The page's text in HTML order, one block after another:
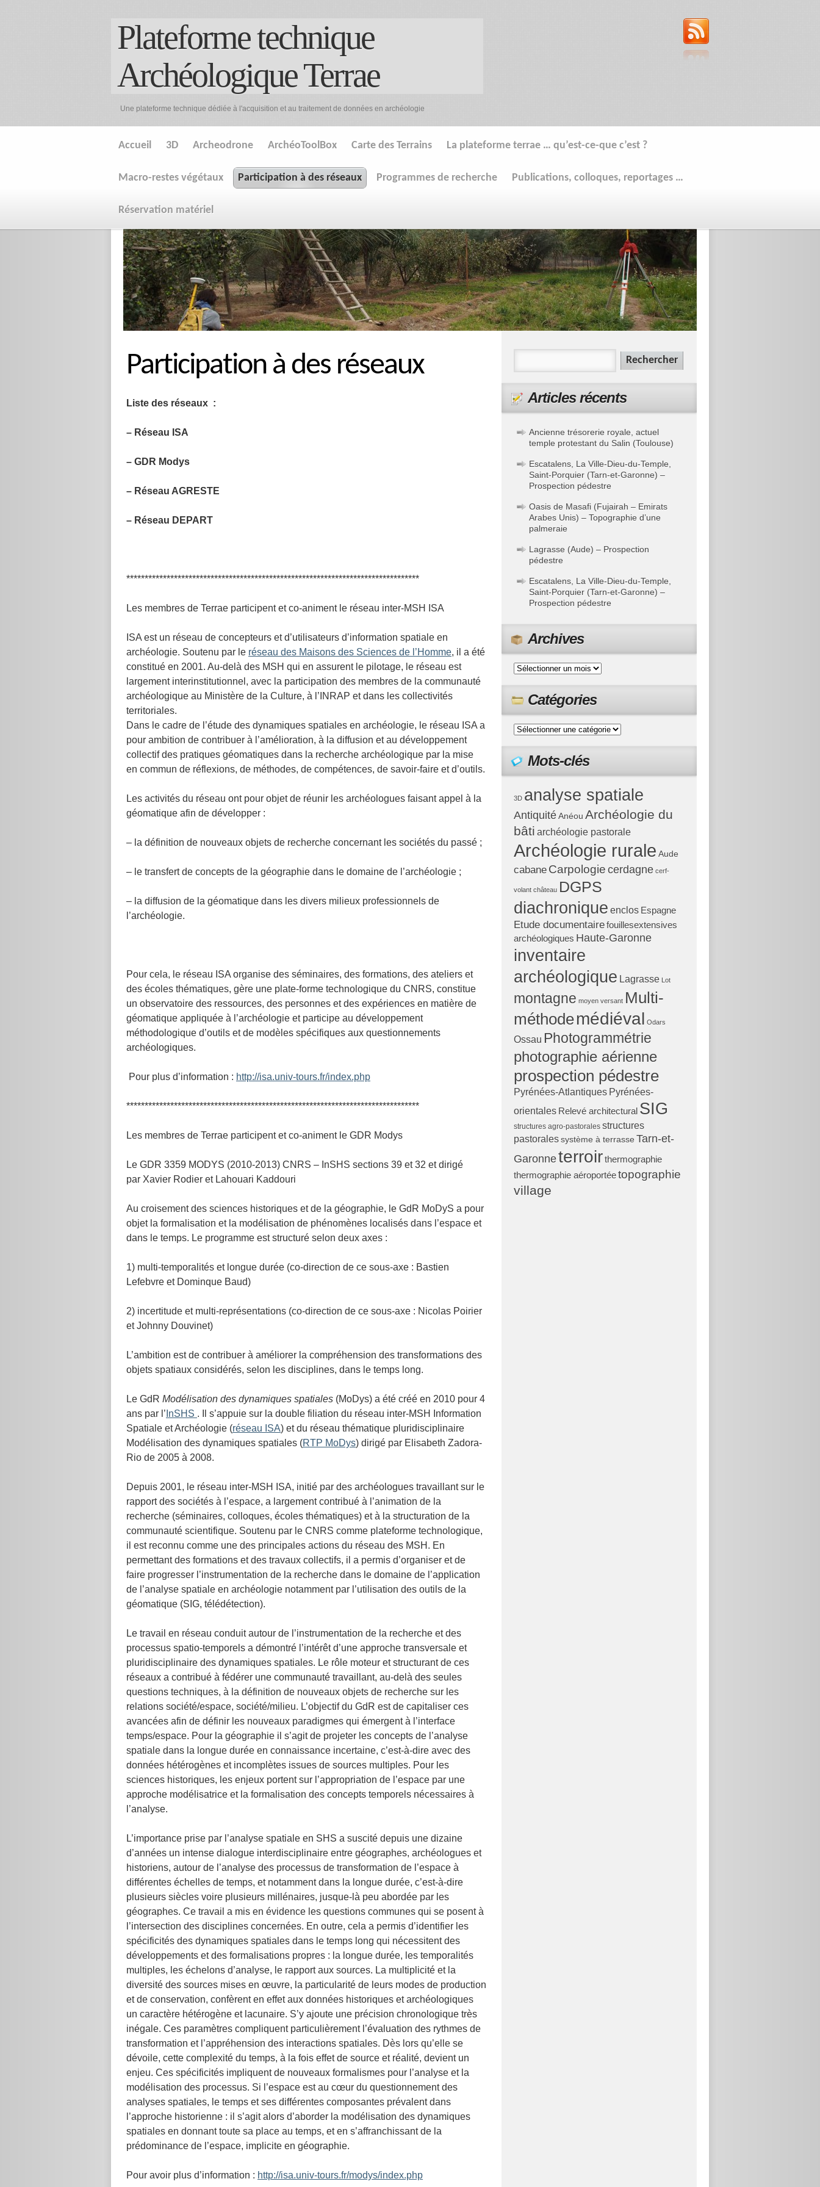
Plateforme technique
Archéologique Terrae
Une plateforme technique dédiée à l'acquisition et au traitement de données en archéologie
Accueil 3D Archeodrone ArchéoToolBox Carte des Terrains La plateforme terrae … qu’est-ce-que c’est ?
Macro-restes végétaux Participation à des réseaux Programmes de recherche Publications, colloques, reportages …
Réservation matériel
Participation à des réseaux
Liste des réseaux :
– Réseau ISA
– GDR Modys
– Réseau AGRESTE
– Réseau DEPART
********************************************************************************
Les membres de Terrae participent et co-animent le réseau inter-MSH ISA
ISA est un réseau de concepteurs et d’utilisateurs d’information spatiale en
archéologie. Soutenu par le réseau des Maisons des Sciences de l’Homme, il a été
constitué en 2001. Au-delà des MSH qui en assurent le pilotage, le réseau est
largement interinstitutionnel, avec la participation des membres de la communauté
archéologique au Ministère de la Culture, à l’INRAP et dans les collectivités
territoriales.
Dans le cadre de l’étude des dynamiques spatiales en archéologie, le réseau ISA a
pour ambition de contribuer à l’amélioration, à la diffusion et au développement
collectif des pratiques géomatiques dans la recherche archéologique par la mise
en commun de réflexions, de méthodes, de compétences, de savoir-faire et d’outils.
Les activités du réseau ont pour objet de réunir les archéologues faisant appel à la
géomatique afin de développer :
– la définition de nouveaux objets de recherche concernant les sociétés du passé ;
– le transfert de concepts de la géographie dans le domaine de l’archéologie ;
– la diffusion de la géomatique dans les divers milieux professionnels de
l’archéologie.
Pour cela, le réseau ISA organise des séminaires, des formations, des ateliers et
des écoles thématiques, gère une plate-forme technologique du CNRS, constitue
un observatoire des ressources, des personnes et des expériences en matière de
géomatique appliquée à l’archéologie et participe au développement
méthodologique d’outils et de modèles spécifiques aux questionnements
archéologiques.
Pour plus d’information : http://isa.univ-tours.fr/index.php
********************************************************************************
Les membres de Terrae participent et co-animent le GDR Modys
Le GDR 3359 MODYS (2010-2013) CNRS – InSHS sections 39 et 32 et dirigé
par Xavier Rodier et Lahouari Kaddouri
Au croisement des sciences historiques et de la géographie, le GdR MoDyS a pour
objet la formalisation et la modélisation de phénomènes localisés dans l’espace et
dans le temps. Le programme est structuré selon deux axes :
1) multi-temporalités et longue durée (co-direction de ce sous-axe : Bastien
Lefebvre et Dominque Baud)
2) incertitude et multi-représentations (co-direction de ce sous-axe : Nicolas Poirier
et Johnny Douvinet)
L’ambition est de contribuer à améliorer la compréhension des transformations des
objets spatiaux considérés, selon les disciplines, dans le temps long.
Le GdR Modélisation des dynamiques spatiales (MoDys) a été créé en 2010 pour 4
ans par l’ InSHS . Il s’appuie sur la double filiation du réseau inter-MSH Information
Spatiale et Archéologie (réseau ISA) et du réseau thématique pluridisciplinaire
Modélisation des dynamiques spatiales (RTP MoDys) dirigé par Elisabeth Zadora-
Rio de 2005 à 2008.
Depuis 2001, le réseau inter-MSH ISA, initié par des archéologues travaillant sur le
rapport des sociétés à l’espace, a largement contribué à l’animation de la
recherche (séminaires, colloques, écoles thématiques) et à la structuration de la
communauté scientifique. Soutenu par le CNRS comme plateforme technologique,
il est reconnu comme une des principales actions du réseau des MSH. En
permettant des formations et des travaux collectifs, il a permis d’organiser et de
faire progresser l’instrumentation de la recherche dans le domaine de l’application
de l’analyse spatiale en archéologie notamment par l’utilisation des outils de la
géomatique (SIG, télédétection).
Le travail en réseau conduit autour de l’instrumentation de la recherche et des
processus spatio-temporels a démontré l’intérêt d’une approche transversale et
pluridisciplinaire des dynamiques spatiales. Le rôle moteur et structurant de ces
réseaux a contribué à fédérer une communauté travaillant, au-delà des seules
questions techniques, à la définition de nouveaux objets de recherche sur les
relations société/espace, société/milieu. L’objectif du GdR est de capitaliser ces
avancées afin de définir les nouveaux paradigmes qui émergent à l’interface
temps/espace. Pour la géographie il s’agit de projeter les concepts de l’analyse
spatiale dans la longue durée en connaissance incertaine, c’est-à-dire avec des
données hétérogènes et incomplètes issues de sources multiples. Pour les
sciences historiques, les enjeux portent sur l’appropriation de l’espace par une
approche modélisatrice et la formalisation des concepts temporels nécessaires à
l’analyse.
L’importance prise par l’analyse spatiale en SHS a suscité depuis une dizaine
d’années un intense dialogue interdisciplinaire entre géographes, archéologues et
historiens, autour de l’analyse des processus de transformation de l’espace à
différentes échelles de temps, et notamment dans la longue durée, c’est-à-dire
plusieurs siècles voire plusieurs millénaires, jusque-là peu abordée par les
géographes. Ce travail a mis en évidence les questions communes qui se posent à
l’intersection des disciplines concernées. En outre, cela a permis d’identifier les
spécificités des dynamiques spatiales dans le temps long qui nécessitent des
développements et des formalisations propres : la longue durée, les temporalités
multiples, les échelons d’analyse, le rapport aux sources. La multiplicité et la
diversité des sources mises en œuvre, la particularité de leurs modes de production
et de conservation, confèrent en effet aux données historiques et archéologiques
un caractère hétérogène et lacunaire. S’y ajoute une précision chronologique très
inégale. Ces paramètres compliquent particulièrement l’évaluation des rythmes de
transformation et l’appréhension des interactions spatiales. Dès lors qu’elle se
dévoile, cette complexité du temps, à la fois effet de source et réalité, devient un
enjeu. Ces spécificités impliquent de nouveaux formalismes pour l’analyse et la
modélisation des processus. Si l’espace est au cœur du questionnement des
analyses spatiales, le temps et ses différentes composantes prévalent dans
l’approche historienne : il s’agit alors d’aborder la modélisation des dynamiques
spatiales en donnant toute sa place au temps, et en s’affranchissant de la
prédominance de l’espace, implicite en géographie.
Pour avoir plus d’information : http://isa.univ-tours.fr/modys/index.php
Articles récents
Ancienne trésorerie royale, actuel
temple protestant du Salin (Toulouse)
Escatalens, La Ville-Dieu-du-Temple,
Saint-Porquier (Tarn-et-Garonne) –
Prospection pédestre
Oasis de Masafi (Fujairah – Emirats
Arabes Unis) – Topographie d’une
palmeraie
Lagrasse (Aude) – Prospection
pédestre
Escatalens, La Ville-Dieu-du-Temple,
Saint-Porquier (Tarn-et-Garonne) –
Prospection pédestre
Archives
Catégories
Mots-clés
3D analyse spatiale
Antiquité Anéou Archéologie du
bâti archéologie pastorale
Archéologie rurale Aude
cabane Carpologie cerdagne cerf-
volant château DGPS
diachronique enclos Espagne
Etude documentairefouillesextensives
archéologiques Haute-Garonne
inventaire
archéologique Lagrasse Lot
montagne moyen versant Multi-
méthodemédiéval Odars
Ossau Photogrammétrie
photographie aérienne
prospection pédestre
Pyrénées-Atlantiques Pyrénées-
orientales Relevé architectural SIG
structures agro-pastorales structures
pastorales système à terrasse Tarn-et-
Garonneterroirthermographie
thermographie aéroportéetopographie
village